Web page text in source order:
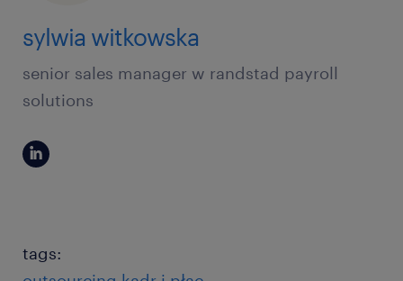
sylwia witkowska
senior sales manager w randstad payroll
solutions
tags: